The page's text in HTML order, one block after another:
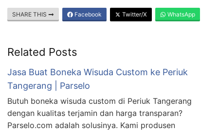
SHARE THIS Facebook Twitter/X WhatsApp
Related Posts
Jasa Buat Boneka Wisuda Custom ke Periuk
Tangerang | Parselo
Butuh boneka wisuda custom di Periuk Tangerang
dengan kualitas terjamin dan harga transparan?
Parselo.com adalah solusinya. Kami produsen